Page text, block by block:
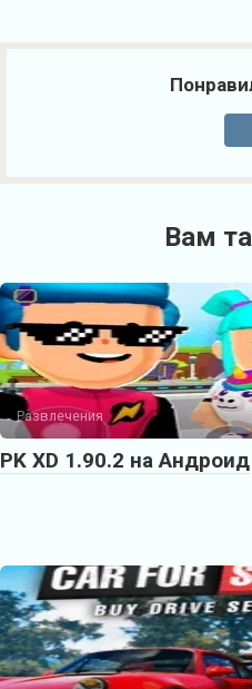
Вам
Развлечения
PK XD 1.90.2 на Андроид